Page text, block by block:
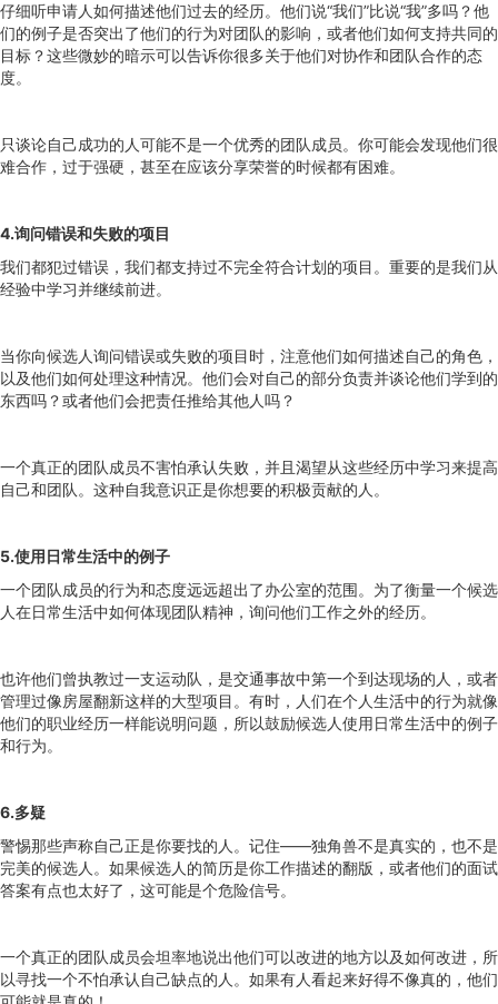
仔细听申请人如何描述他们过去的经历。他们说“我们”比说“我”多吗？他
们的例子是否突出了他们的行为对团队的影响，或者他们如何支持共同的
目标？这些微妙的暗示可以告诉你很多关于他们对协作和团队合作的态
度。
只谈论自己成功的人可能不是一个优秀的团队成员。你可能会发现他们很
难合作，过于强硬，甚至在应该分享荣誉的时候都有困难。
4.询问错误和失败的项目
我们都犯过错误，我们都支持过不完全符合计划的项目。重要的是我们从
经验中学习并继续前进。
当你向候选人询问错误或失败的项目时，注意他们如何描述自己的角色，
以及他们如何处理这种情况。他们会对自己的部分负责并谈论他们学到的
东西吗？或者他们会把责任推给其他人吗？
一个真正的团队成员不害怕承认失败，并且渴望从这些经历中学习来提高
自己和团队。这种自我意识正是你想要的积极贡献的人。
5.使用日常生活中的例子
一个团队成员的行为和态度远远超出了办公室的范围。为了衡量一个候选
人在日常生活中如何体现团队精神，询问他们工作之外的经历。
也许他们曾执教过一支运动队，是交通事故中第一个到达现场的人，或者
管理过像房屋翻新这样的大型项目。有时，人们在个人生活中的行为就像
他们的职业经历一样能说明问题，所以鼓励候选人使用日常生活中的例子
和行为。
6.多疑
警惕那些声称自己正是你要找的人。记住——独角兽不是真实的，也不是
完美的候选人。如果候选人的简历是你工作描述的翻版，或者他们的面试
答案有点也太好了，这可能是个危险信号。
一个真正的团队成员会坦率地说出他们可以改进的地方以及如何改进，所
以寻找一个不怕承认自己缺点的人。如果有人看起来好得不像真的，他们